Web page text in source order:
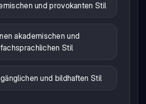
und provokanten Stil
akademischen und
fachsprachlichen Stil
und bildhaften Stil